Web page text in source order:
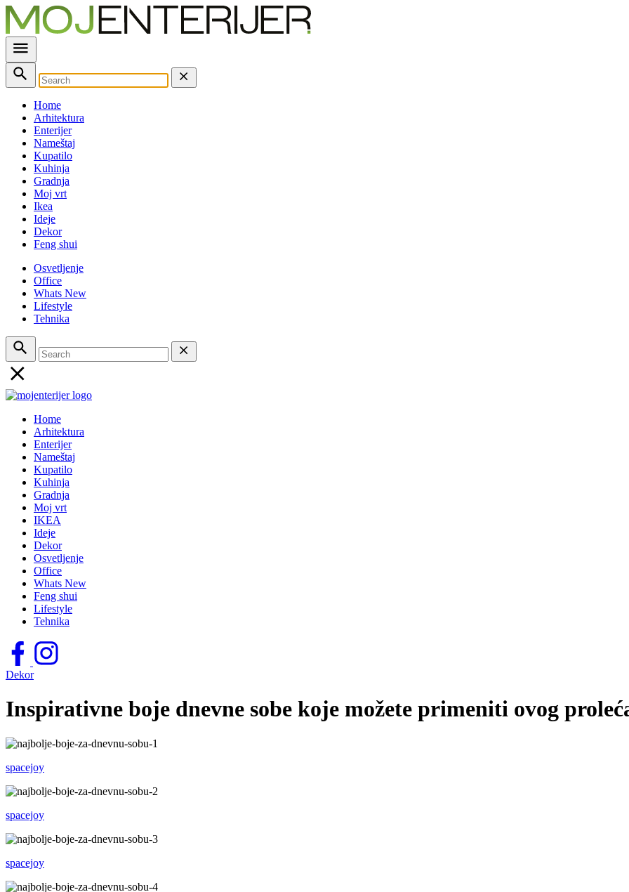
Home
Arhitektura
Enterijer
Nameštaj
Kupatilo
Kuhinja
Gradnja
Moj vrt
Ikea
Ideje
Dekor
Feng shui
Osvetljenje
Office
Whats New
Lifestyle
Tehnika
Home
Arhitektura
Enterijer
Nameštaj
Kupatilo
Kuhinja
Gradnja
Moj vrt
IKEA
Ideje
Dekor
Osvetljenje
Office
Whats New
Feng shui
Lifestyle
Tehnika
Dekor
Inspirativne boje dnevne sobe koje možete primeniti ovog
spacejoy
spacejoy
spacejoy